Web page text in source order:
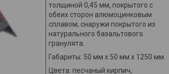
толщиной 0,45 мм, покрытого с
обеих сторон алюмоцинковым
сплавом, снаружи покрытого из
натурального базальтового
гранулята.
Габариты: 50 мм х 50 мм х 1250 мм
Цвета: песчаный кирпич,